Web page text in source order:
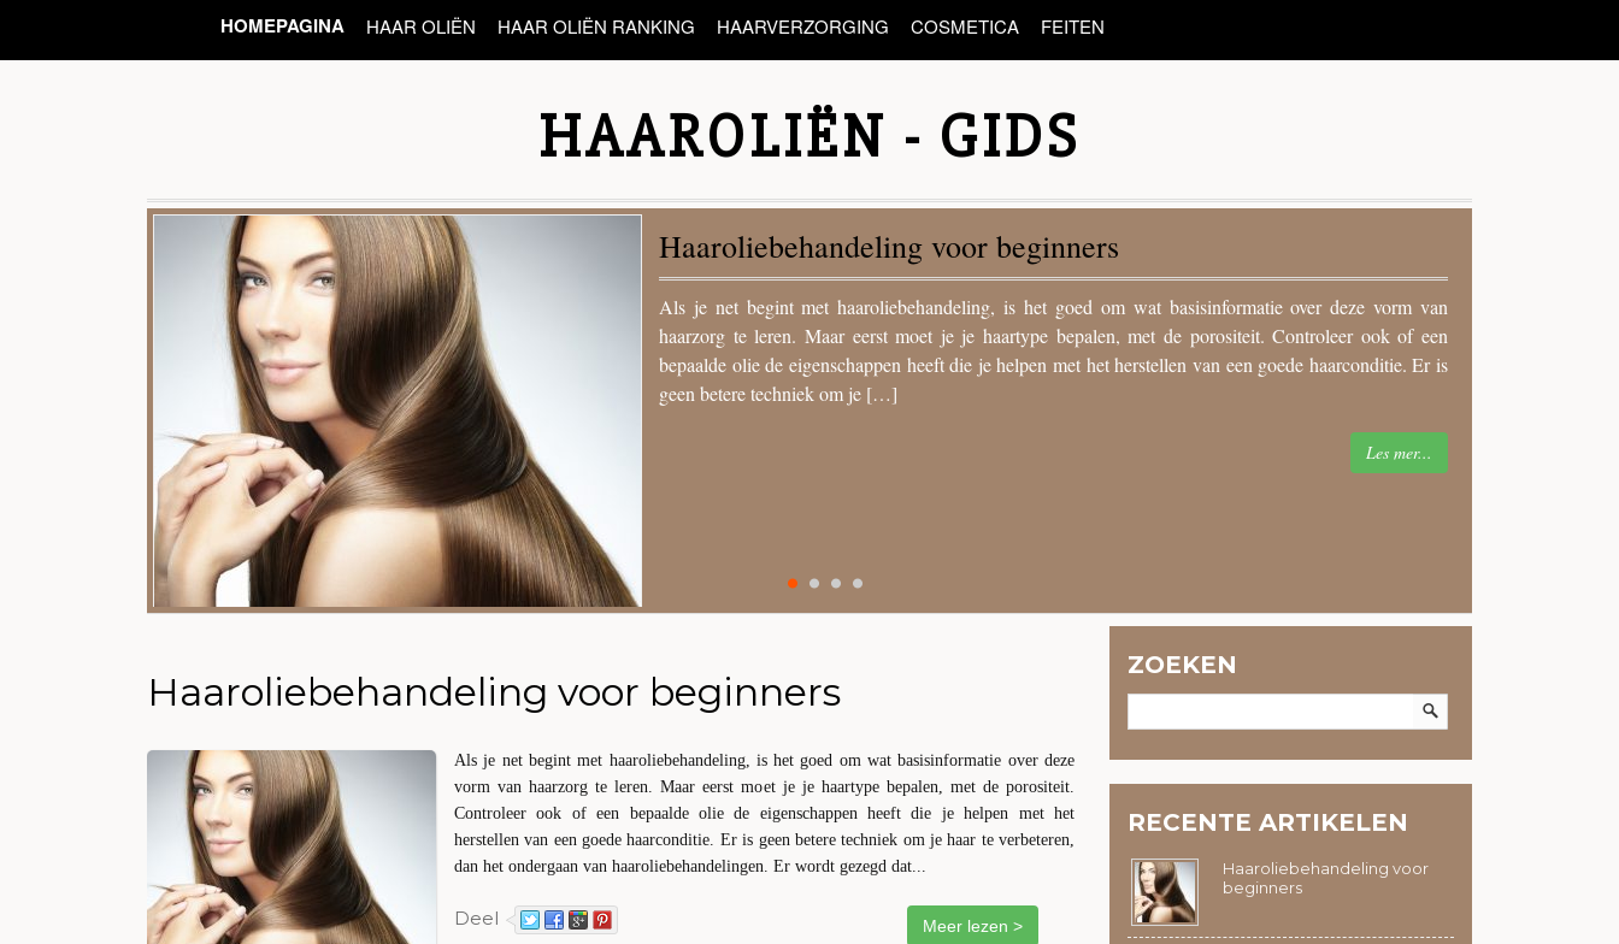
HOMEPAGINA HAAR OLIËN HAAR OLIËN RANKING HAARVERZORGING COSMETICA FEITEN
HAAROLIËN - GIDS
Hoe bepaal je haarporositeit?
Effectieve haarzorg is voornamelijk afhankelijk van het definiëren van je haartype. Alleen dan is het
mogelijk om de juiste cosmetica te kiezen. Laag, gemiddeld en hoog – dit zijn de drie basiscategorieën
als het gaat om het definiëren van haarporositeit. Haar met hecht gebonden cuticula behoort tot het
type lage porositeit . In de meeste gevallen wordt […]
Les mer...
Haaroliebehandeling voor beginners
Als je net begint met haaroliebehandeling, is het goed om wat basisinformatie over deze
vorm van haarzorg te leren. Maar eerst moet je je haartype bepalen, met de porositeit.
Controleer ook of een bepaalde olie de eigenschappen heeft die je helpen met het
herstellen van een goede haarconditie. Er is geen betere techniek om je haar te verbeteren,
dan het ondergaan van haaroliebehandelingen. Er wordt gezegd dat...
Deel Meer lezen >
ZOEKEN
RECENTE ARTIKELEN
Haaroliebehandeling voor
beginners